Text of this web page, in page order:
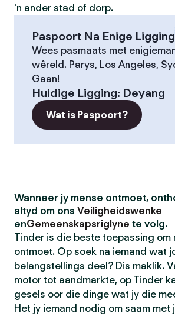
'n ander stad of dorp.
Paspoort Na Enige Ligging
Wees pasmaats met
wêreld. Parys, Los Angeles,
Gaan!
Huidige Ligging: Deyang
Wat is Paspoort?
Wanneer jy mense ontmoet,
altyd om ons Veiligheidswenke
enGemeenskapsriglyne te volg.
Tinder is die beste toepassing om
ontmoet. Op soek na iemand wat
belangstellings deel? Dis maklik.
motor tot aandmarkte, op Tinder
gesels oor die dinge wat jy die
Het jy iemand nodig om saam met